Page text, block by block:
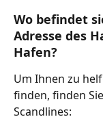
Wo befindet
Adresse des
Hafen?
Um Ihnen zu
finden, finden
Scandlines: